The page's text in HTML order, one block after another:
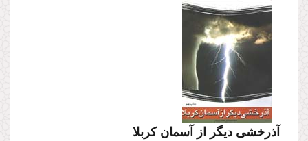
آذرخشى دیگر از آسمان كربلا